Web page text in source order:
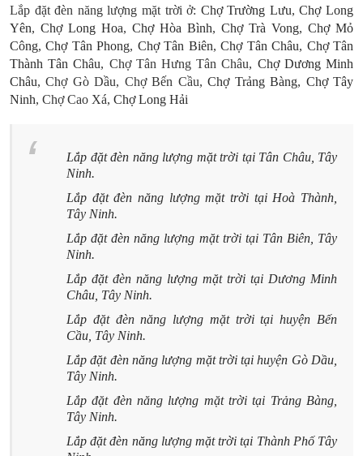
Lắp đặt đèn năng lượng mặt trời ở: Chợ Trường Lưu,Chợ Long
Yên, Chợ Long Hoa, Chợ Hòa Bình, Chợ Trà Vong, Chợ Mỏ
Công,Chợ Tân Phong, Chợ Tân Biên,Chợ Tân Châu, Chợ Tân
Thành Tân Châu, Chợ Tân Hưng Tân Châu, Chợ Dương Minh
Châu, Chợ Gò Dầu, Chợ Bến Cầu,Chợ Trảng Bàng, Chợ Tây
Ninh, Chợ Cao Xá, Chợ Long Hải
Lắp đặt đèn năng lượng mặt trời tại Tân Châu, Tây
Ninh.
Lắp đặtđèn năng lượng mặt trời tại Hoà Thành,
Tây Ninh.
Lắp đặtđèn năng lượng mặt trờitại Tân Biên, Tây
Ninh.
Lắp đặt đèn năng lượng mặt trời tại Dương Minh
Châu, Tây Ninh.
Lắp đặt đèn năng lượng mặt trờitại huyện Bến
Cầu, Tây Ninh.
Lắp đặt đèn năng lượng mặt trờitại huyện Gò Dầu,
Tây Ninh.
Lắp đặt đèn năng lượng mặt trời tại Trảng Bàng,
Tây Ninh.
Lắp đặtđèn năng lượng mặt trời tại Thành Phố Tây